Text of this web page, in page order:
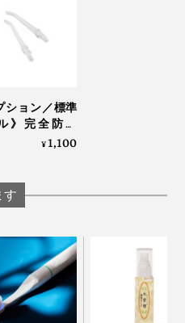
、手持ちの電源タップにつ
れば、1日2回（120秒）洗
える計算です。
準ノズル」より、さらに水流が強くな
って、気持ちいいので、歯
かり習慣になりました。
、「水の飛び散り」に四
が不器用なこともあって、
ノズルを出してしまう
まわりを何度かビショ濡れ
ション／標準
》完全防水
コードレスだ
腔洗浄器」｜
¥1,100
す